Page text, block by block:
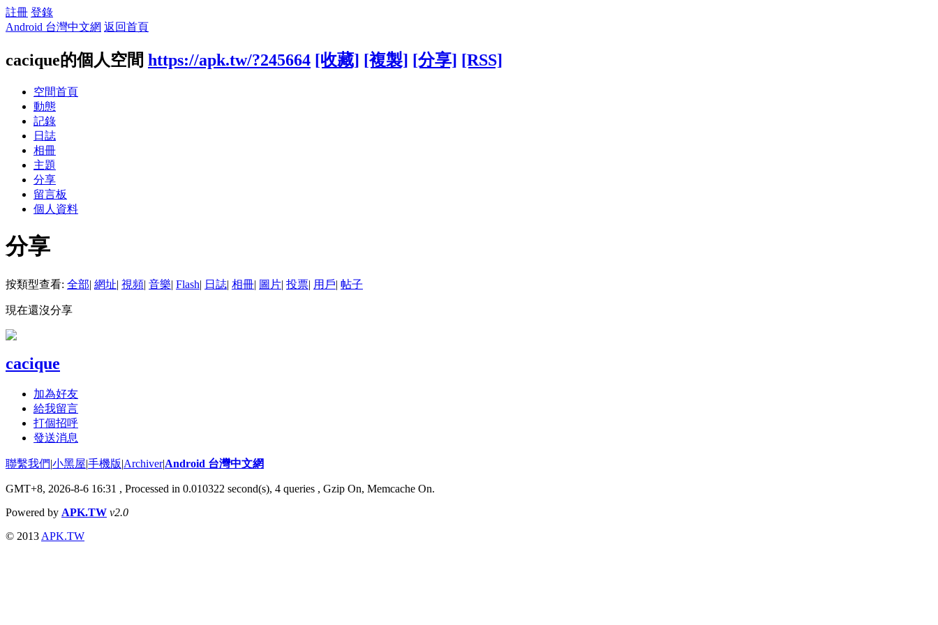
註冊 登錄
Android 台灣中文網 返回首頁
cacique的個人空間 https://apk.tw/?245664 [收藏] [複製] [分享] [RSS]
空間首頁
動態
記錄
日誌
相冊
主題
分享
留言板
個人資料
分享
按類型查看: 全部| 網址| 視頻| 音樂| Flash| 日誌| 相冊| 圖片| 投票| 用戶| 帖子
現在還沒分享
cacique
加為好友
給我留言
打個招呼
發送消息
聯繫我們|小黑屋|手機版|Archiver|Android 台灣中文網
GMT+8, 2026-8-6 16:31 , Processed in 0.010322 second(s), 4 queries , Gzip On, Memcache On.
Powered by APK.TW v2.0
© 2013 APK.TW